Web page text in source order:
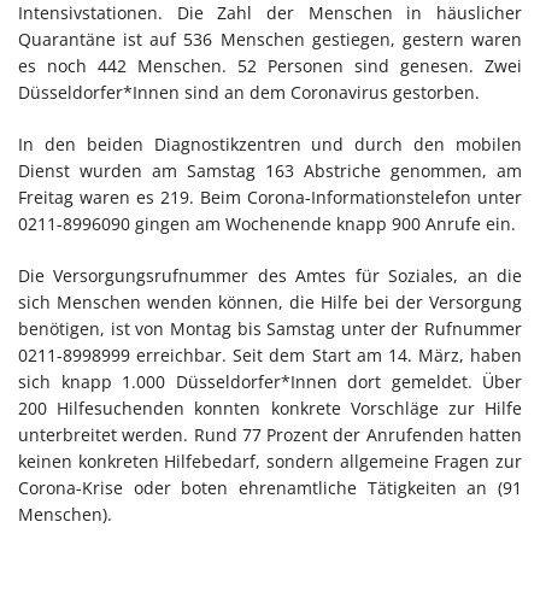
Intensivstationen. Die Zahl der Menschen in häuslicher
Quarantäne ist auf 536 Menschen gestiegen, gestern waren
es noch 442 Menschen. 52 Personen sind genesen. Zwei
Düsseldorfer*Innen sind an dem Coronavirus gestorben.
In den beiden Diagnostikzentren und durch den mobilen
Dienst wurden am Samstag 163 Abstriche genommen, am
Freitag waren es 219. Beim Corona-Informationstelefon unter
0211-8996090 gingen am Wochenende knapp 900 Anrufe ein.
Die Versorgungsrufnummer des Amtes für Soziales, an die
sich Menschen wenden können, die Hilfe bei der Versorgung
benötigen, ist von Montag bis Samstag unter der Rufnummer
0211-8998999 erreichbar. Seit dem Start am 14. März, haben
sich knapp 1.000 Düsseldorfer*Innen dort gemeldet. Über
200 Hilfesuchenden konnten konkrete Vorschläge zur Hilfe
unterbreitet werden. Rund 77 Prozent der Anrufenden hatten
keinen konkreten Hilfebedarf, sondern allgemeine Fragen zur
Corona-Krise oder boten ehrenamtliche Tätigkeiten an (91
Menschen).